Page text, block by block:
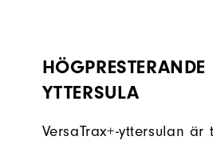
HÖGPRESTERANDE
YTTERSULA
VersaTrax+-yttersulan är